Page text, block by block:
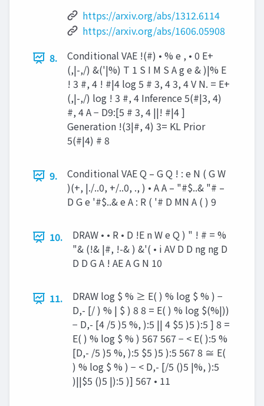
https://arxiv.org/abs/1312.6114
https://arxiv.org/abs/1606.05908
8.
Conditional VAE !(#) • % e , • 0 E+
(,|-,/) &('|%) T 1 S I M S A g e & )|% E
! 3 #, 4 ! #|4 log 5 # 3, 4 3, 4 V N. = E+
(,|-,/) log ! 3 #, 4 Inference 5(#|3, 4)
#, 4 A − D9:[5 # 3, 4 ||! #|4 ]
Generation !(3|#, 4) 3= KL Prior
5(#|4) # 8
9.
Conditional VAE Q – G Q ! : e N ( G W
)(+, |./..0, +/..0, ., ) • A A – "#$..& "# –
D G e '#$..& e A : R ( '# D MN A ( ) 9
10.
DRAW • • R • D !E n W e Q ) " ! # = %
"& (!& |#, !-& ) &'( • i AV D D ng ng D
D D G A ! AE A G N 10
11.
DRAW log $ % ≥ E( ) % log $ % ) −
D,- [/ ) % | $ ) 8 8 = E( ) % log $(%|))
− D,- [4 /5 )5 %, ):5 || 4 $5 )5 ):5 ] 8 =
E( ) % log $ % ) 567 567 − < E( ):5 %
[D,- /5 )5 %, ):5 $5 )5 ):5 567 8 ≅ E(
) % log $ % ) − < D,- [/5 ()5 |%, ):5
)||$5 ()5 |):5 )] 567 • 11